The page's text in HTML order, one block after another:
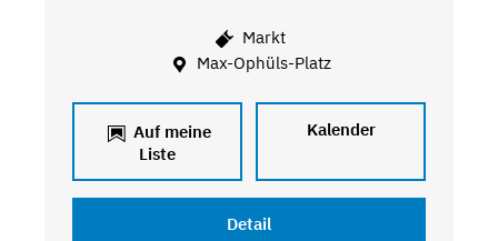
Markt
Max-Ophüls-Platz
Auf meine
Liste
Kalender
Detail